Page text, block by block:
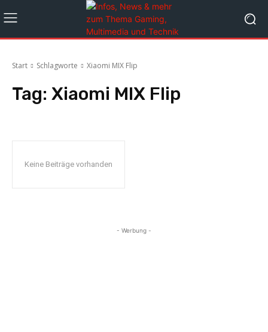
Start Schlagworte Xiaomi MIX Flip
Tag: Xiaomi MIX Flip
Keine Beiträge vorhanden
- Werbung -